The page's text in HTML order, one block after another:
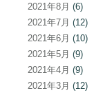
2021年8月 (6)
2021年7月 (12)
2021年6月 (10)
2021年5月 (9)
2021年4月 (9)
2021年3月 (12)